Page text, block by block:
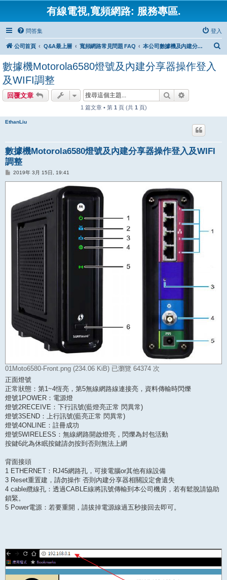
有線電視,寬頻網路: 服務專區.
問答集 登入
公司首頁 Q&A最上層 寬頻網路常見問題 FAQ 本公司數據機及內建分享器常見問題
數據機Motorola6580燈號及內建分享器操作登入
及WIFI調整
回覆文章 搜尋
1 篇文章 • 第 1 頁 (共 1 頁)
EthanLiu
數據機Motorola6580燈號及內建分享器操作登入及WIFI
調整
文
2019年 3月 15日, 19:41
01Moto6580-Front.png (234.06 KiB) 已瀏覽 64374 次
正面燈號
正常狀態：第1~4恆亮，第5無線網路線連接亮，資料傳輸時閃爍
燈號1POWER：電源燈
燈號2RECEIVE：下行訊號(藍燈亮正常 閃異常)
燈號3SEND：上行訊號(藍亮正常 閃異常)
燈號4ONLINE：註冊成功
燈號5WIRELESS：無線網路開啟燈亮，閃爍為封包活動
按鍵6此為休眠按鍵請勿按到否則無法上網
背面接頭
1 ETHERNET：RJ45網路孔，可接電腦or其他有線設備
3 Reset重置建，請勿操作 否則內建分享器相關設定會遺失
4 cable纜線孔：透過CABLE線將訊號傳輸到本公司機房，若有鬆脫請協助
鎖緊。
5 Power電源：若要重開，請拔掉電源線過五秒接回去即可。